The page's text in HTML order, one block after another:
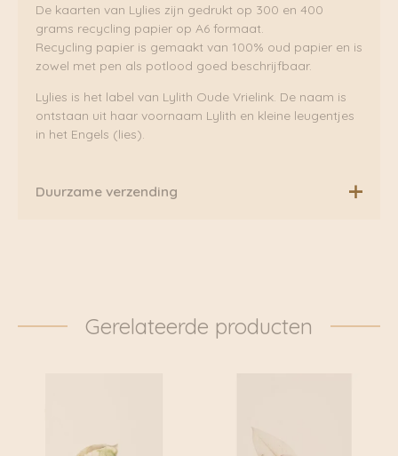
De kaarten van Lylies zijn gedrukt op 300 en 400
grams recycling papier op A6 formaat.
Recycling papier is gemaakt van 100% oud papier en is
zowel met pen als potlood goed beschrijfbaar.
Lylies is het label van Lylith Oude Vrielink. De naam is
ontstaan uit haar voornaam Lylith en kleine leugentjes
in het Engels (lies).
Duurzame verzending
daadwerkelijk met de fiets bezorgd. Klik voor meer
Gerelateerde producten